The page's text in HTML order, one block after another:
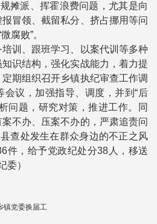
摊派、挥霍浪费问题，尤其是向
冒领、截留私分、挤占挪用等问
腐败”。
训、跟班学习、以案代训等多种
识结构，强化实战能力，着力提
期组织召开乡镇执纪审查工作调
会议，加强指导、调度，并到“后
问题，研究对策，推进工作。同
不办、压案不办的，严肃追责问
查处发生在群众身边的不正之风
件，给予党政纪处分38人，移送
委）
镇党委换届工